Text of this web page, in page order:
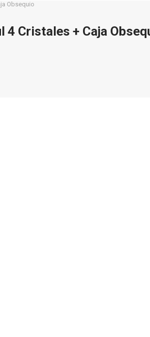
Obsequio
4 Cristales + Caja